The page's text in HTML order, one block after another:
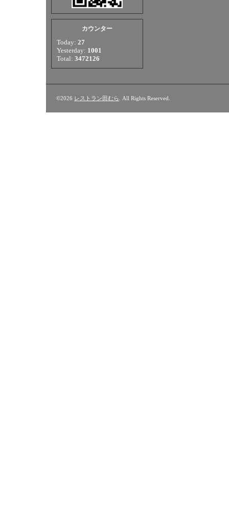
カウンター
Today: 27
Yesterday: 1001
Total: 3472126
©2026 レストラン田むら . All Rights Reserved.